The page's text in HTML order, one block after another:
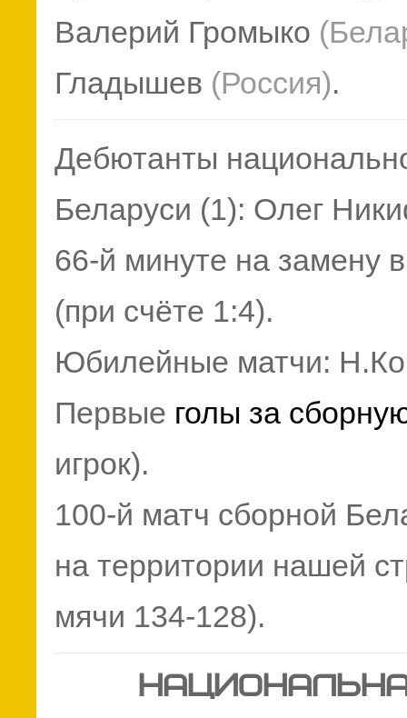
Валерий Громыко
Гладышев (Россия).
Дебютанты
Беларуси (1): Олег
66-й минуте на замену
(при счёте 1:4).
Юбилейные матчи:
Первые голы за
игрок).
100-й матч сборной
на территории нашей
мячи 134-128).